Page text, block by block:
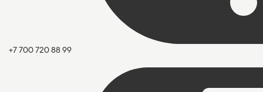
+7 700 720 88 99